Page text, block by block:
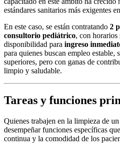
estándares sanitarios más exigentes
En este caso, se están contratando 2
consultorio pediátrico, con horarios
disponibilidad para ingreso
para quienes buscan empleo estable,
superiores, pero con ganas de
limpio y saludable.
Tareas y funciones
Quienes trabajen en la limpieza de
desempeñar funciones específicas
continua y la comodidad de los